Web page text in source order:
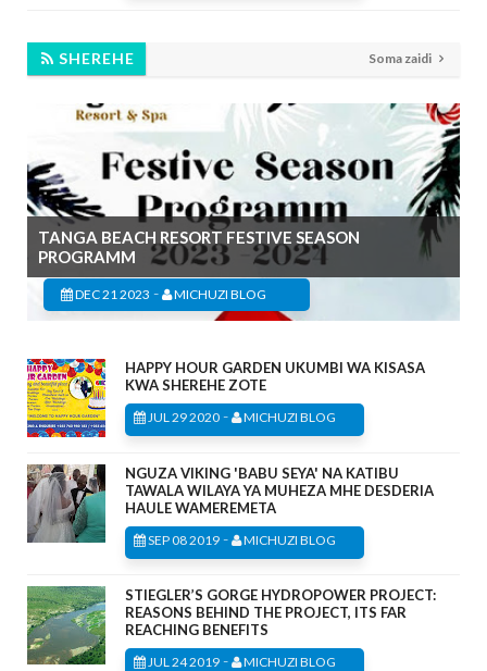
SHEREHE Soma zaidi
TANGA BEACH RESORT FESTIVE SEASON
PROGRAMM
DEC 21 2023 - MICHUZI BLOG
HAPPY HOUR GARDEN UKUMBI WA KISASA
KWA SHEREHE ZOTE
JUL 29 2020 - MICHUZI BLOG
NGUZA VIKING 'BABU SEYA' NA KATIBU
TAWALA WILAYA YA MUHEZA MHE DESDERIA
HAULE WAMEREMETA
SEP 08 2019 - MICHUZI BLOG
STIEGLER’S GORGE HYDROPOWER PROJECT:
REASONS BEHIND THE PROJECT, ITS FAR
REACHING BENEFITS
JUL 24 2019 - MICHUZI BLOG